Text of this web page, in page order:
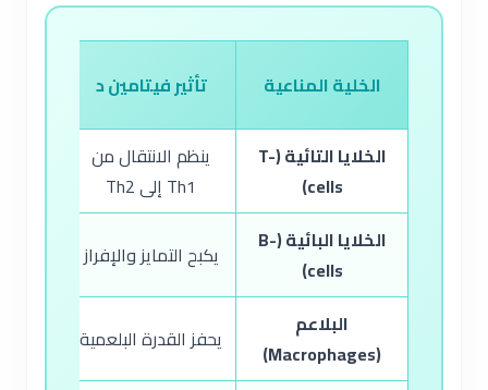
الخلية المناعية تأثير فيتامين د
الخلايا التائية (T-
cells)
ينظم الانتقال من
Th1 إلى Th2
الخلايا البائية (B-
cells)
يكبح التمايز والإفراز
البلاعم
(Macrophages)
يحفز القدرة البلعمية